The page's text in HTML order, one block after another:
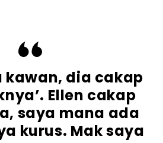
kawan, dia cakap
Ellen cakap
saya mana ada
kurus. Mak saya